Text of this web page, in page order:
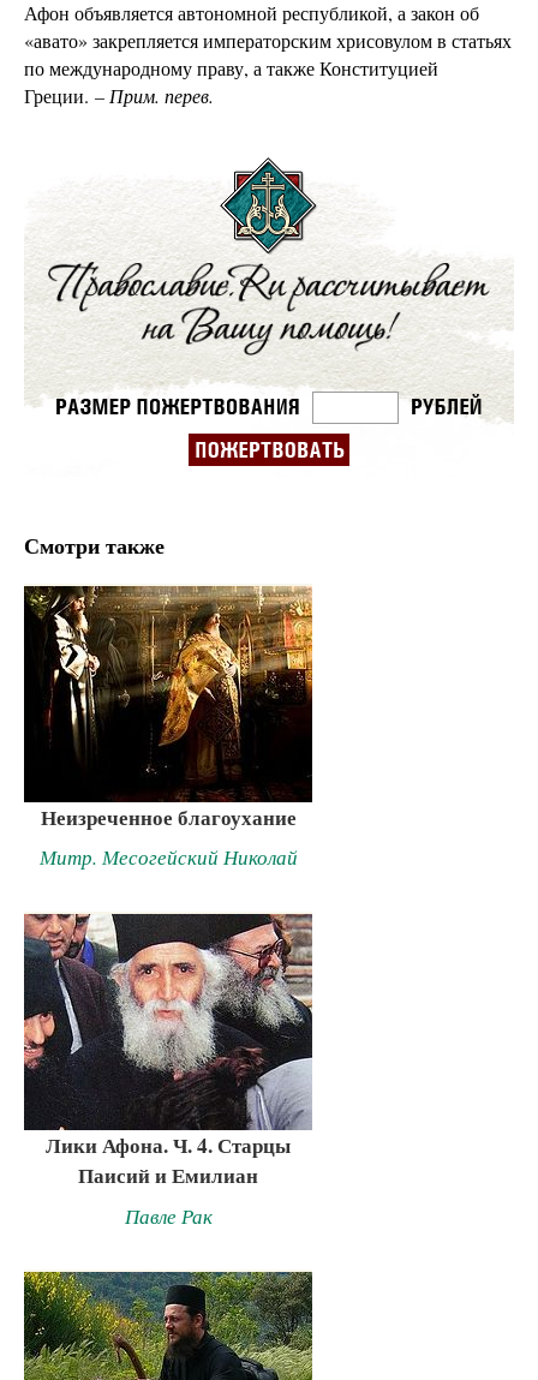
Афон объявляется автономной республикой, а закон об
«авато» закрепляется императорским хрисовулом в статьях
по международному праву, а также Конституцией
Греции. – Прим. перев.
Смотри также
Неизреченное благоухание
Митр. Месогейский Николай
Лики Афона. Ч. 4. Старцы
Паисий и Емилиан
Павле Рак